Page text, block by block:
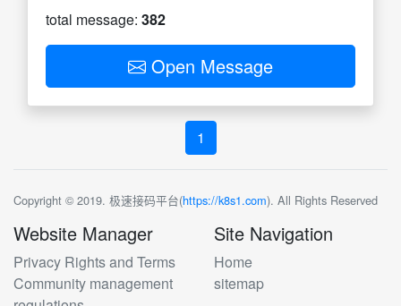
total message: 382
Open Message
1
Copyright © 2019. 极速接码平台(https://k8s1.com). All Rights Reserved
Website Manager
Privacy Rights and Terms
Community management
Site Navigation
Home
sitemap